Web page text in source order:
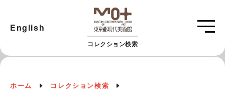
コレクション検索
English
ホーム コレクション検索